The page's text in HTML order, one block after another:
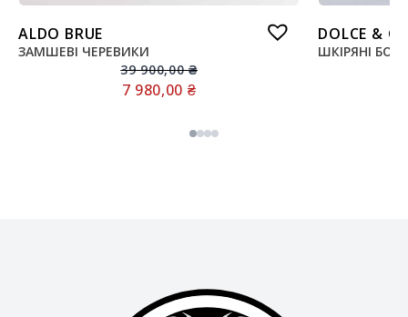
ALDO BRUE
ЗАМШЕВІ ЧЕРЕВИКИ
39 900,00₴
7 980,00 ₴
DOLCE &
ШКІРЯНІ